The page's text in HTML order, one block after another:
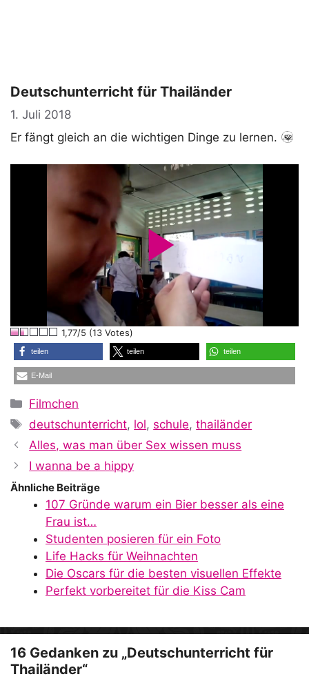
Deutschunterricht für Thailänder
1. Juli 2018
Er fängt gleich an die wichtigen Dinge zu lernen.
P
l
a
y
V
i
d
e
o
1,77/5 (13 Votes)
teilen teilen teilen
E-Mail
Kategorien
Filmchen
Schlagwörter
deutschunterricht, lol, schule,thailänder
Alles, was man über Sex wissen muss
I wanna be a hippy
Ähnliche Beiträge
107 Gründe warum ein Bier besser als eine
Frau ist…
Studenten posieren für ein Foto
Life Hacks für Weihnachten
Die Oscars für die besten visuellen Effekte
Perfekt vorbereitet für die Kiss Cam
16 Gedanken zu „Deutschunterricht für
Thailänder“